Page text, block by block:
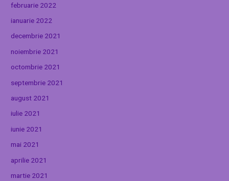
februarie 2022
ianuarie 2022
decembrie 2021
noiembrie 2021
octombrie 2021
septembrie 2021
august 2021
iulie 2021
iunie 2021
mai 2021
aprilie 2021
martie 2021